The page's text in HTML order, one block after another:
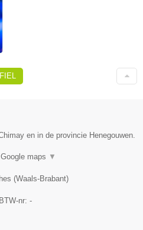
en in de provincie Henegouwen.
Google maps ▼
(Waals-Brabant)
BTW-nr: -